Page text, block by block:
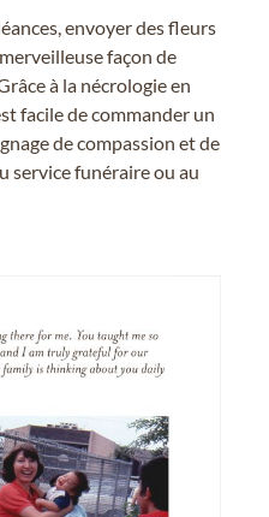
envoyer des fleurs
façon de
à la nécrologie en
facile de commander un
de compassion et de
service funéraire ou au